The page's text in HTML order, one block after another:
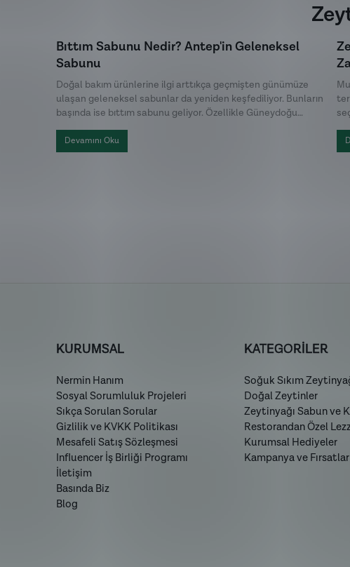
Bıttım Sabunu Nedir? Antep'in Geleneksel
Sabunu
Doğal bakım ürünlerine ilgi arttıkça geçmişten günümüze
ulaşan geleneksel sabunlar da yeniden keşfediliyor. Bunların
başında ise bıttım sabunu geliyor. Özellikle Güneydoğu
Anadolu Bölgesi'nde uzun yıllardır üretilen bu özel sabun,
doğal içeriği ve sade üretim yöntemiyle dikkat çekiyor. Halk
arasında menengiç sabunu ya da Antep sabunu olarak da
Devamını Oku
KURUMSAL
Nermin Hanım
Sosyal Sorumluluk Projeleri
Sıkça Sorulan Sorular
Gizlilik ve KVKK Politikası
Mesafeli Satış Sözleşmesi
Influencer İş Birliği Programı
İletişim
Basında Biz
Blog
KATEGORİLER
Soğuk Sıkım
Doğal Zeytinler
Zeytinyağı Sabun ve
Restorandan Özel
Kurumsal Hediyeler
Kampanya ve Fırsatlar